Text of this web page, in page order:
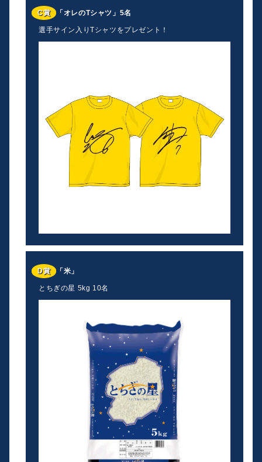
C賞 「オレのTシャツ」5名
選手サイン入りTシャツをプレゼント！
D賞 「米」
とちぎの星 5kg 10名